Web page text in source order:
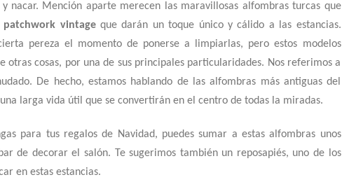
nacar. Mención aparte merecen las maravillosas alfombras turcas que
patchwork vintageque darán un toque único y cálido a las estancias.
pereza el momento de ponerse a limpiarlas, pero estos modelos
otras cosas, por una de sus principales particularidades. Nos referimos a
De hecho, estamos hablando de las alfombras más antiguas del
larga vida útil que se convertirán en el centro de todas la miradas.
para tus regalos de Navidad, puedes sumar a estas alfombras unos
de decorar el salón. Te sugerimos también un reposapiés, uno de los
en estas estancias.